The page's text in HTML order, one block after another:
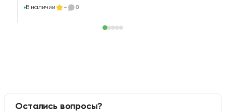
В наличии - 0
Остались вопросы?